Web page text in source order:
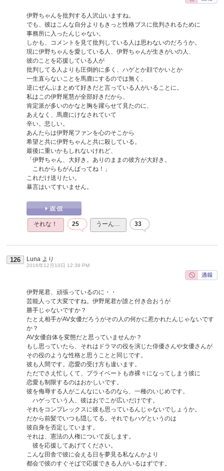
伊野ちゃんを批判する人沢山いますね。
でも、彼はこんな自分よりもきっと性格ブスに批判されるために
事務所に入ったんじゃない。
しかも、コメントを見て批判している人は思わないのだろうか。
現に伊野ちゃんを愛している人、伊野ちゃんが生きがいの人、
彼のことを応援している人が
批判してる人よりも圧倒的に多く、ハゲとか顔でかいとか
一生直らないことを馬鹿にするのでは無く、
逆にぜんぶまとめて好きだと言っている人がいることに。
私はこの伊野尾慧が全部好きだから、
肯定派が多いのかなと胸を躍らせて見たのに、
あえなく、馬鹿にけなされていて
辛い。悲しい。
あんたらは伊野尾ファンを心のそこから
希望と共に伊野ちゃんと共に殺している。
最後に重いかもしれないけれど、
「伊野ちゃん、大好き。ありのままの彼方が大好き。
これからもがんばってね！」
これだけ送りたい。
暴言はいてすいません。
それな！ 25 うーん… 33
126 Luna より
2016年12月10日 12:39 PM
伊野尾君、頑張っているのに・・
芸能人って大変ですね。伊野尾君が誰と付き合おうが
勝手じゃないですか？
たとえ相手がAV女優だろうがその人の何かに惹かれたんじゃないです
か？
AV女優自体を変態だと思っていませんか？
もし思っていたら、それはドラマの役を演じた俳優さんや女優さんが
その役のような性格と思うことと同じです。
彼も人間です。恋愛の受け方も違います。
ただでさえ忙しくて、プライベートも赤裸々になってしまう彼に
恋愛も制限するのはおかしいです。
彼を侮辱する人がこんなにいるのなら、一種のいじめです。
ハゲっていう人、彼はおでこが広いだけです。
それをコンプレックスに彼も思っているんじゃないでしょうか。
だから前髪でいつも隠してる。それでもハゲというのは
彼自身を否定しています。
それは、憲法の人権について反します。
彼を応援してあげてください。
こんな田舎で彼に会える日を夢見る私なんかより
都会で彼のすぐそばで応援できる人がいるはずです。